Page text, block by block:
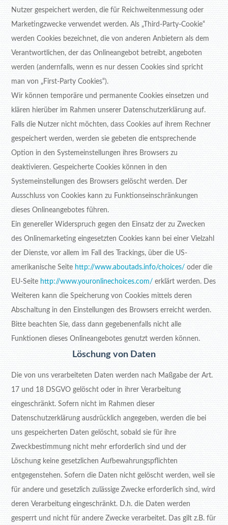
Nutzer gespeichert werden, die für Reichweitenmessung oder
Marketingzwecke verwendet werden. Als „Third-Party-Cookie“
werden Cookies bezeichnet, die von anderen Anbietern als dem
Verantwortlichen, der das Onlineangebot betreibt, angeboten
werden (andernfalls, wenn es nur dessen Cookies sind spricht
man von „First-Party Cookies“).
Wir können temporäre und permanente Cookies einsetzen und
klären hierüber im Rahmen unserer Datenschutzerklärung auf.
Falls die Nutzer nicht möchten, dass Cookies auf ihrem Rechner
gespeichert werden, werden sie gebeten die entsprechende
Option in den Systemeinstellungen ihres Browsers zu
deaktivieren. Gespeicherte Cookies können in den
Systemeinstellungen des Browsers gelöscht werden. Der
Ausschluss von Cookies kann zu Funktionseinschränkungen
dieses Onlineangebotes führen.
Ein genereller Widerspruch gegen den Einsatz der zu Zwecken
des Onlinemarketing eingesetzten Cookies kann bei einer Vielzahl
der Dienste, vor allem im Fall des Trackings, über die US-
amerikanische Seite http://www.aboutads.info/choices/ oder die
EU-Seite http://www.youronlinechoices.com/ erklärt werden. Des
Weiteren kann die Speicherung von Cookies mittels deren
Abschaltung in den Einstellungen des Browsers erreicht werden.
Bitte beachten Sie, dass dann gegebenenfalls nicht alle
Funktionen dieses Onlineangebotes genutzt werden können.
Löschung von Daten
Die von uns verarbeiteten Daten werden nach Maßgabe der Art.
17 und 18 DSGVO gelöscht oder in ihrer Verarbeitung
eingeschränkt. Sofern nicht im Rahmen dieser
Datenschutzerklärung ausdrücklich angegeben, werden die bei
uns gespeicherten Daten gelöscht, sobald sie für ihre
Zweckbestimmung nicht mehr erforderlich sind und der
Löschung keine gesetzlichen Aufbewahrungspflichten
entgegenstehen. Sofern die Daten nicht gelöscht werden, weil sie
für andere und gesetzlich zulässige Zwecke erforderlich sind, wird
deren Verarbeitung eingeschränkt. D.h. die Daten werden
gesperrt und nicht für andere Zwecke verarbeitet. Das gilt z.B. für